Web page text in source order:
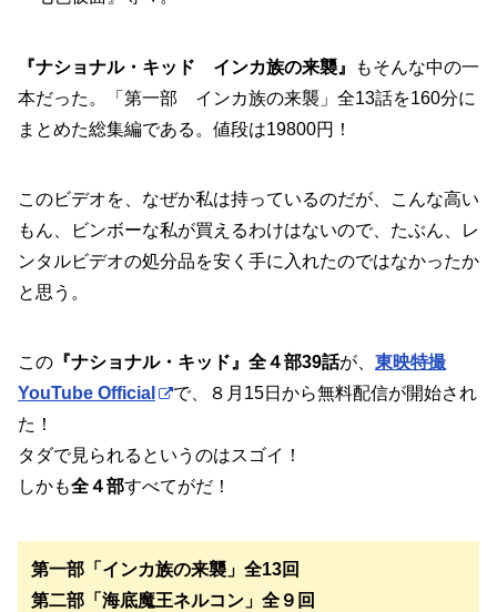
『ナショナル・キッド インカ族の来襲』
もそんな中の一
本だった。「第一部 インカ族の来襲」全13話を160分に
まとめた総集編である。値段は19800円！
このビデオを、なぜか私は持っているのだが、こんな高い
もん、ビンボーな私が買えるわけはないので、たぶん、レ
ンタルビデオの処分品を安く手に入れたのではなかったか
と思う。
この 『ナショナル・キッド』全４部39話が、 東映特撮
YouTube Official
で、８月15日から無料配信が開始され
た！
タダで見られるというのはスゴイ！
しかも全４部すべてがだ！
第一部「インカ族の来襲」全13回
第二部「海底魔王ネルコン」全９回